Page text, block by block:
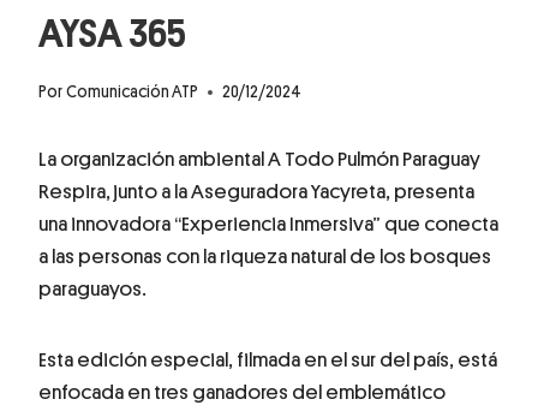
AYSA 365
Por Comunicación ATP 20/12/2024
La organización ambiental A Todo Pulmón Paraguay
Respira, junto a la Aseguradora Yacyreta, presenta
una innovadora “Experiencia Inmersiva” que conecta
a las personas con la riqueza natural de los bosques
paraguayos.
Esta edición especial, filmada en el sur del país, está
enfocada en tres ganadores del emblemático